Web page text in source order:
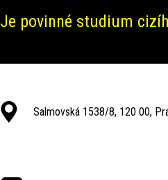
Je povinné studium
Salmovská 1538/8, 120 00,